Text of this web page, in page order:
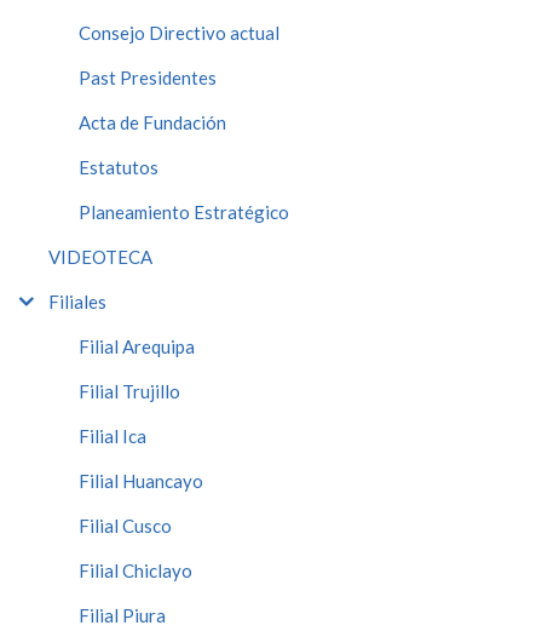
Consejo Directivo actual
Past Presidentes
Acta de Fundación
Estatutos
Planeamiento Estratégico
VIDEOTECA
Filiales
Filial Arequipa
Filial Trujillo
Filial Ica
Filial Huancayo
Filial Cusco
Filial Chiclayo
Filial Piura